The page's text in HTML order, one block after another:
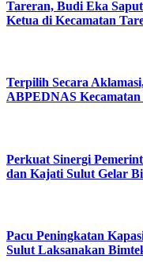
Tareran, Budi Eka
Ketua di Kecamatan
Terpilih Secara
ABPEDNAS
Perkuat Sinergi
dan Kajati Sulut Gelar
Pacu Peningkatan
Sulut Laksanakan